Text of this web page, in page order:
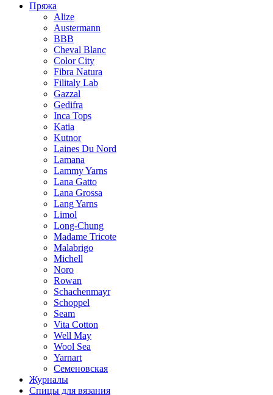
Пряжа
Alize
Austermann
BBB
Cheval Blanc
Color City
Fibra Natura
Filitaly Lab
Gazzal
Gedifra
Inca Tops
Katia
Kutnor
Laines Du Nord
Lamana
Lammy Yarns
Lana Gatto
Lana Grossa
Lang Yarns
Limol
Long-Chung
Madame Tricote
Malabrigo
Michell
Noro
Rowan
Schachenmayr
Schoppel
Seam
Vita Cotton
Well May
Wool Sea
Yarnart
Семеновская
Журналы
Спицы для вязания